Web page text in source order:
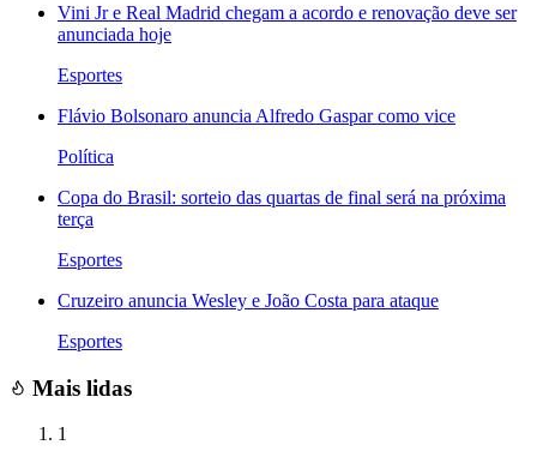
Vini Jr e Real Madrid chegam a acordo e renovação deve ser
anunciada hoje
Esportes
Flávio Bolsonaro anuncia Alfredo Gaspar como vice
Política
Copa do Brasil: sorteio das quartas de final será na próxima
terça
Esportes
Cruzeiro anuncia Wesley e João Costa para ataque
Esportes
Mais lidas
1